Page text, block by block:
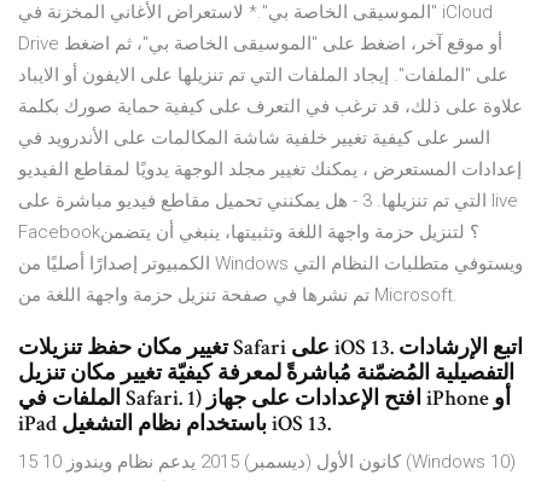
"الموسيقى الخاصة بي".* لاستعراض الأغاني المخزنة في iCloud
Drive أو موقع آخر، اضغط على "الموسيقى الخاصة بي"، ثم اضغط
على "الملفات". إيجاد الملفات التي تم تنزيلها على الايفون أو الايباد
علاوة على ذلك، قد ترغب في التعرف على كيفية حماية صورك بكلمة
السر على كيفية تغيير خلفية شاشة المكالمات على الأندرويد في
إعدادات المستعرض ، يمكنك تغيير مجلد الوجهة يدويًا لمقاطع الفيديو
التي تم تنزيلها. 3 - هل يمكنني تحميل مقاطع فيديو مباشرة على live
Facebook؟ لتنزيل حزمة واجهة اللغة وتثبيتها، ينبغي أن يتضمن
الكمبيوتر إصدارًا أصليًا من Windows ويستوفي متطلبات النظام التي
تم نشرها في صفحة تنزيل حزمة واجهة اللغة من Microsoft.
تغيير مكان حفظ تنزيلات Safari على iOS 13. اتبع الإرشادات
التفصيلية المُضمّنة مُباشرةً لمعرفة كيفيّة تغيير مكان تنزيل
الملفات في Safari. 1) افتح الإعدادات على جهاز iPhone أو
iPad باستخدام نظام التشغيل iOS 13.
15 كانون الأول (ديسمبر) 2015 يدعم نظام ويندوز 10 (Windows 10)